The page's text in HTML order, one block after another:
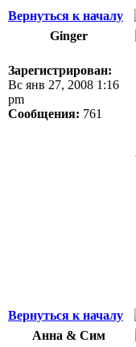
Вернуться к началу
Ginger
Зарегистрирован:
Вс янв 27, 2008 1:16
pm
Сообщения: 761
Вернуться к началу
Анна & Сим